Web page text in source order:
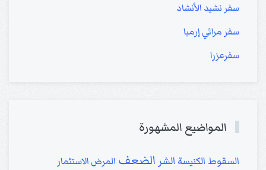
سفر نشيد الأنشاد
سفر مراثي إرميا
سفرعزرا
المواضيع المشهورة
السقوط الكنيسة الشر الضعف المرض الاستثمار